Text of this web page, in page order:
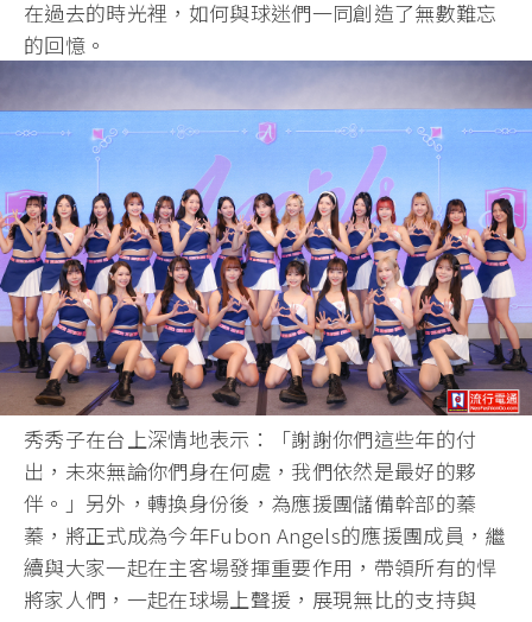
在過去的時光裡，如何與球迷們一同創造了無數難忘
的回憶。
秀秀子在台上深情地表示：「謝謝你們這些年的付
出，未來無論你們身在何處，我們依然是最好的夥
伴。」另外，轉換身份後，為應援團儲備幹部的蓁
蓁，將正式成為今年Fubon Angels的應援團成員，繼
續與大家一起在主客場發揮重要作用，帶領所有的悍
將家人們，一起在球場上聲援，展現無比的支持與